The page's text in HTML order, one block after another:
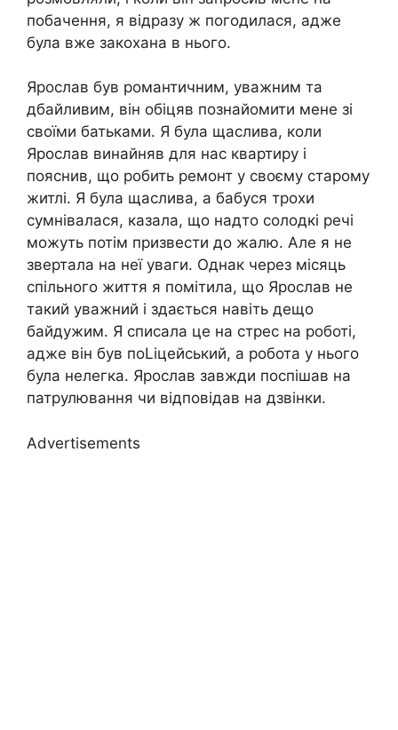
побачення, я відразу ж погодилася, адже
була вже закохана в нього.
Ярослав був романтичним, уважним та
дбайливим, він обіцяв познайомити мене зі
своїми батьками. Я була щаслива, коли
Ярослав винайняв для нас квартиру і
пояснив, що робить ремонт у своєму старому
житлі. Я була щаслива, а бабуся трохи
сумнівалася, казала, що надто солодкі речі
можуть потім призвести до жалю. Але я не
звертала на неї уваги. Однак через місяць
спільного життя я помітила, що Ярослав не
такий уважний і здається навіть дещо
байдужим. Я списала це на стрес на роботі,
адже він був поLіцейський, а робота у нього
була нелегка. Ярослав завжди поспішав на
патрулювання чи відповідав на дзвінки.
Advertisements